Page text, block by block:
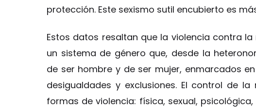
protección. Este sexismo sutil encubierto es
Estos datos resaltan que la violencia contra
un sistema de género que, desde la
de ser hombre y de ser mujer, enmarcados
desigualdades y exclusiones. El control de
formas de violencia: física, sexual,